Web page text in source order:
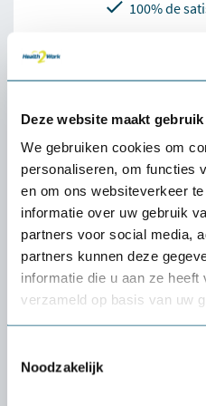
Deze website maakt
We gebruiken cookies om
personaliseren, om functies
en om ons websiteverkeer
informatie over uw gebruik
partners voor social media,
partners kunnen deze
informatie die u aan ze
verzameld op basis van uw
Noodzakelijk
100% de
4.6
Description
bureau sans contact
La lampe de bureau TLC 9100
solution idéale pour ceux qui
travail ergonomique et